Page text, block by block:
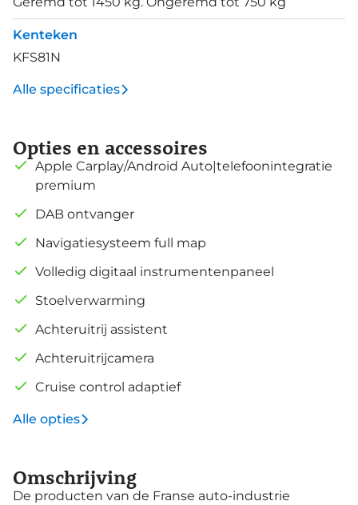
Kenteken
KFS81N
Alle specificaties
Opties en accessoires
Apple Carplay/Android Auto|telefoonintegratie
premium
DAB ontvanger
Navigatiesysteem full map
Volledig digitaal instrumentenpaneel
Stoelverwarming
Achteruitrij assistent
Achteruitrijcamera
Cruise control adaptief
Alle opties
Omschrijving
De producten van de Franse auto-industrie